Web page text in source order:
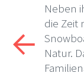
Neben
die Zeit
Natur.